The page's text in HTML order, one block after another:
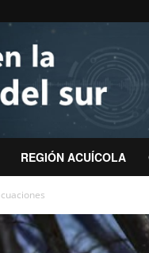
REGIÓN ACUÍCOLA